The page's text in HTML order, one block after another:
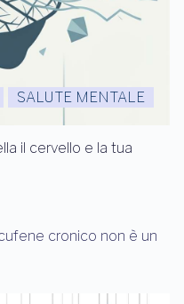
SALUTE MENTALE
il cervello e la tua
cronico non è un